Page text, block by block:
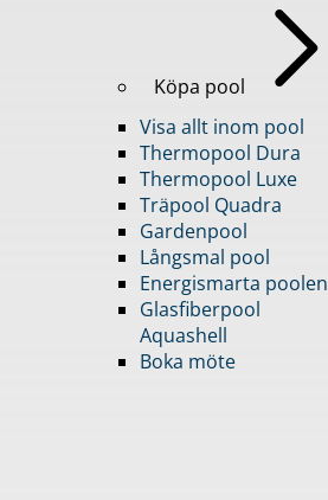
Köpa pool
Visa allt inom pool
Thermopool Dura
Thermopool Luxe
Träpool Quadra
Gardenpool
Långsmal pool
Energismarta poolen
Glasfiberpool
Aquashell
Boka möte